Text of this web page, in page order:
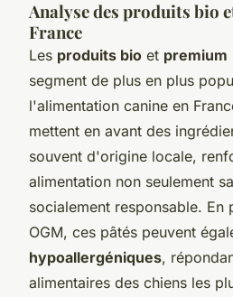
Analyse des produits bio
France
Les produits bio et premium
segment de plus en plus
l'alimentation canine en
mettent en avant des
souvent d'origine locale,
alimentation non seulement
socialement responsable. En
OGM, ces pâtés peuvent
hypoallergéniques,
alimentaires des chiens les